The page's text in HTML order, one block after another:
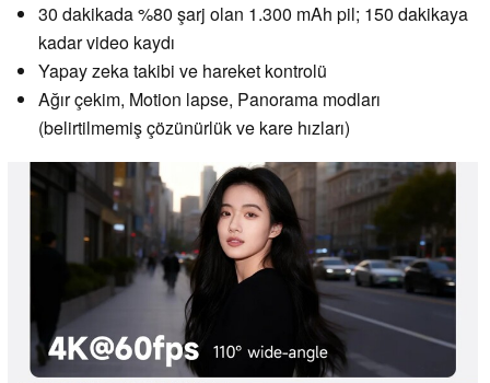
30 dakikada %80 şarj olan 1.300 mAh pil; 150 dakikaya
kadar video kaydı
Yapay zeka takibi ve hareket kontrolü
Ağır çekim, Motion lapse, Panorama modları
(belirtilmemiş çözünürlük ve kare hızları)